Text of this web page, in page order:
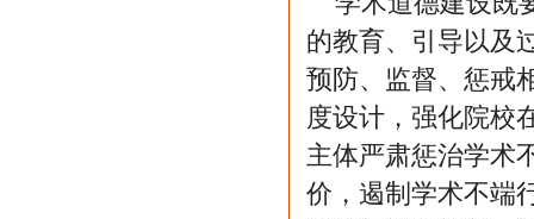
的教育、引导以及
预防、监督、惩戒
度设计，强化院校
主体严肃惩治学术
价，遏制学术不端